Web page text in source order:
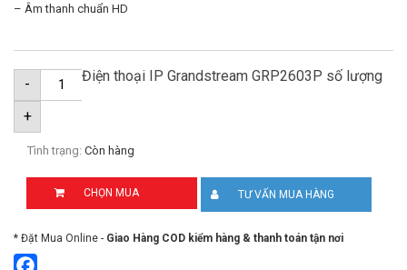
– Âm thanh chuẩn HD
- Điện thoại IP Grandstream GRP2603P số lượng
+
Tình trạng: Còn hàng
CHỌN MUA TƯ VẤN MUA HÀNG
* Đặt Mua Online - Giao Hàng COD kiểm hàng & thanh toán tận nơi